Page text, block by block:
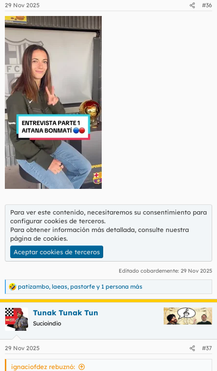
e
s
:
29 Nov 2025 #36
Para ver este contenido, necesitaremos su consentimiento para
configurar cookies de terceros.
Para obtener información más detallada, consulte nuestra
página de cookies.
Aceptar cookies de terceros
Editado cobardemente: 29 Nov 2025
R
e
a
c
c
i
e
s
patizambo, laeas, pastorfe y 1 persona más
Tunak Tunak Tun
Sucioindio
29 Nov 2025 #37
ignaciofdez rebuznó: